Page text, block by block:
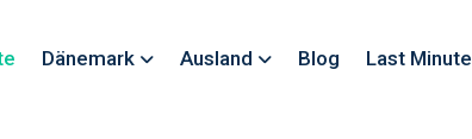
Dänemark Ausland Blog Last Minute